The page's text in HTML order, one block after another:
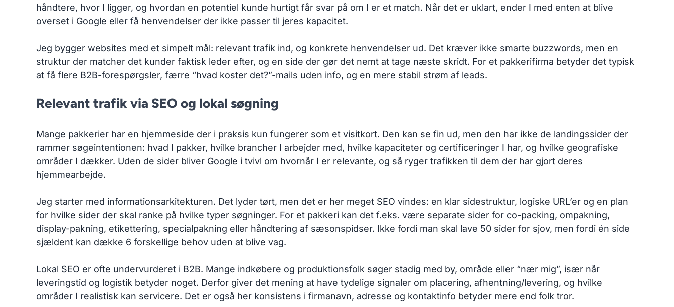
håndtere, hvor I ligger, og hvordan en potentiel kunde hurtigt får svar på om I er et match. Når det er uklart, ender I med enten at blive
overset i Google eller få henvendelser der ikke passer til jeres kapacitet.
Jeg bygger websites med et simpelt mål: relevant trafik ind, og konkrete henvendelser ud. Det kræver ikke smarte buzzwords, men en
struktur der matcher det kunder faktisk leder efter, og en side der gør det nemt at tage næste skridt. For et pakkerifirma betyder det typisk
at få flere B2B-forespørgsler, færre “hvad koster det?”-mails uden info, og en mere stabil strøm af leads.
Relevant trafik via SEO og lokal søgning
Mange pakkerier har en hjemmeside der i praksis kun fungerer som et visitkort. Den kan se fin ud, men den har ikke de landingssider der
rammer søgeintentionen: hvad I pakker, hvilke brancher I arbejder med, hvilke kapaciteter og certificeringer I har, og hvilke geografiske
områder I dækker. Uden de sider bliver Google i tvivl om hvornår I er relevante, og så ryger trafikken til dem der har gjort deres
hjemmearbejde.
Jeg starter med informationsarkitekturen. Det lyder tørt, men det er her meget SEO vindes: en klar sidestruktur, logiske URL’er og en plan
for hvilke sider der skal ranke på hvilke typer søgninger. For et pakkeri kan det f.eks. være separate sider for co-packing, ompakning,
display-pakning, etikettering, specialpakning eller håndtering af sæsonspidser. Ikke fordi man skal lave 50 sider for sjov, men fordi én side
sjældent kan dække 6 forskellige behov uden at blive vag.
Lokal SEO er ofte undervurderet i B2B. Mange indkøbere og produktionsfolk søger stadig med by, område eller “nær mig”, især når
leveringstid og logistik betyder noget. Derfor giver det mening at have tydelige signaler om placering, afhentning/levering, og hvilke
områder I realistisk kan servicere. Det er også her konsistens i firmanavn, adresse og kontaktinfo betyder mere end folk tror.